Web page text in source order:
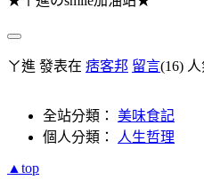
ㄚ進 發表在 痞客邦 留言(16)
全站分類： 美味食記
個人分類：
人生哲理
▲top